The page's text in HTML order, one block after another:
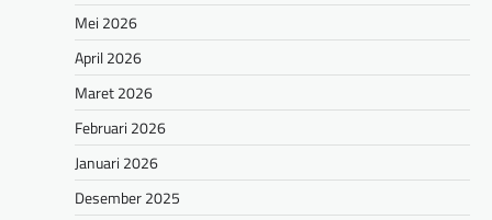
Mei 2026
April 2026
Maret 2026
Februari 2026
Januari 2026
Desember 2025